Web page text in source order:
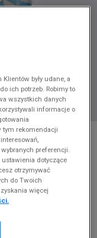
ubiegłych
były udane, a
ich potrzeb. Robimy to
wszystkich danych
informacje o
tym rekomendacji
preferencji.
dotyczące
otrzymywać
do Twoich
więcej